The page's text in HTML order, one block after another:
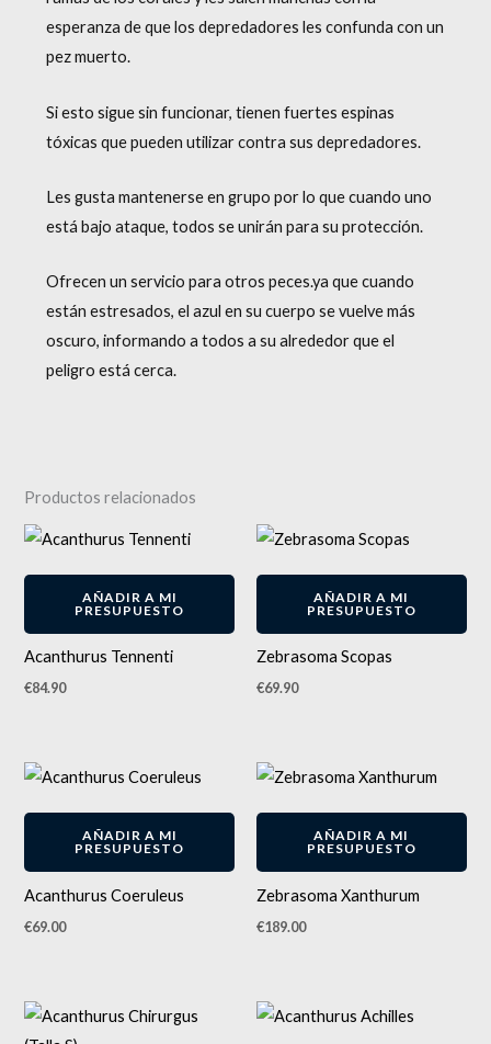
esperanza de que los depredadores les confunda con un
pez muerto.
Si esto sigue sin funcionar, tienen fuertes espinas
tóxicas que pueden utilizar contra sus depredadores.
Les gusta mantenerse en grupo por lo que cuando uno
está bajo ataque, todos se unirán para su protección.
Ofrecen un servicio para otros peces.ya que cuando
están estresados, el azul en su cuerpo se vuelve más
oscuro, informando a todos a su alrededor que el
peligro está cerca.
Productos relacionados
AÑADIR A MI
PRESUPUESTO
Acanthurus Tennenti
€84.90
AÑADIR A MI
PRESUPUESTO
Zebrasoma Scopas
€69.90
AÑADIR A MI
PRESUPUESTO
Acanthurus Coeruleus
€69.00
AÑADIR A MI
PRESUPUESTO
Zebrasoma Xanthurum
€189.00
El
precio
El
precio